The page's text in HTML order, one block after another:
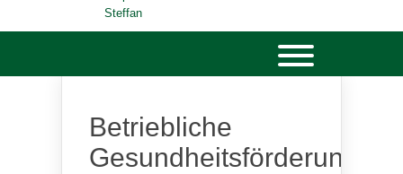
Betriebliche
Gesundheitsförderung